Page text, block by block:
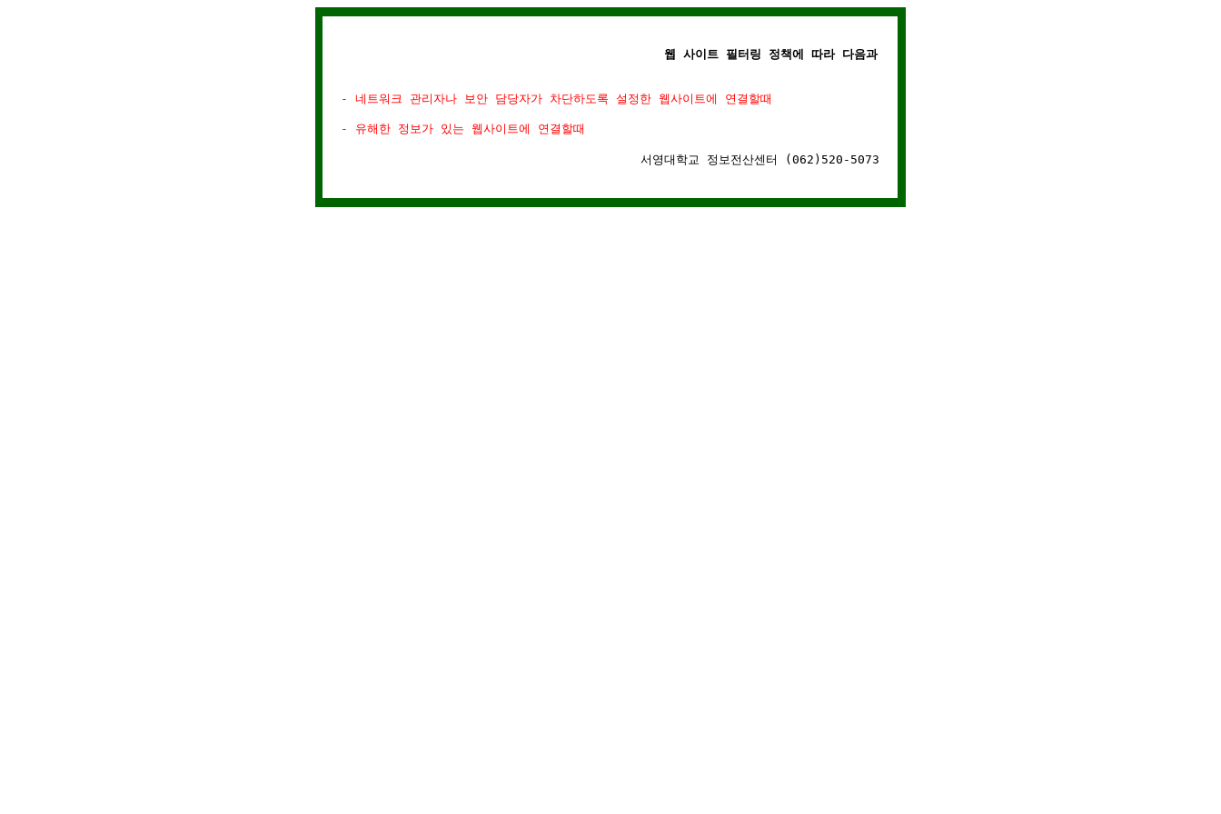
웹 사이트 필터링 정책에 따라 다음과 같은 경우에는 웹사이트 연결이 차단됩니다.
- 네트워크 관리자나 보안 담당자가 차단하도록 설정한 웹사이트에 연결할때
- 유해한 정보가 있는 웹사이트에 연결할때
서영대학교 정보전산센터 (062)520-5073